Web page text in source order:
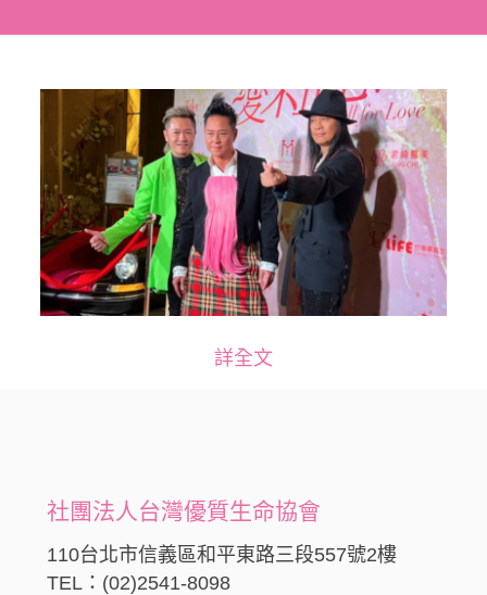
詳全文
社團法人台灣優質生命協會
110台北市信義區和平東路三段557號2樓
TEL：(02)2541-8098